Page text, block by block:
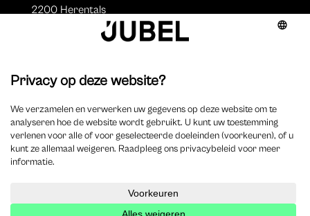
2200 Herentals
Auteurs
Overzicht auteurs
Auteur worden?
2025 Jubel – Webdesign byWisemen